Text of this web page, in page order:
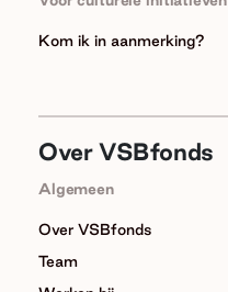
Kom ik in aanmerking?
Over VSBfonds
Algemeen
Over VSBfonds
Team